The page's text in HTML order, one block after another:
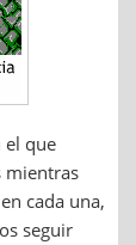
el que
mientras
cada una,
seguir